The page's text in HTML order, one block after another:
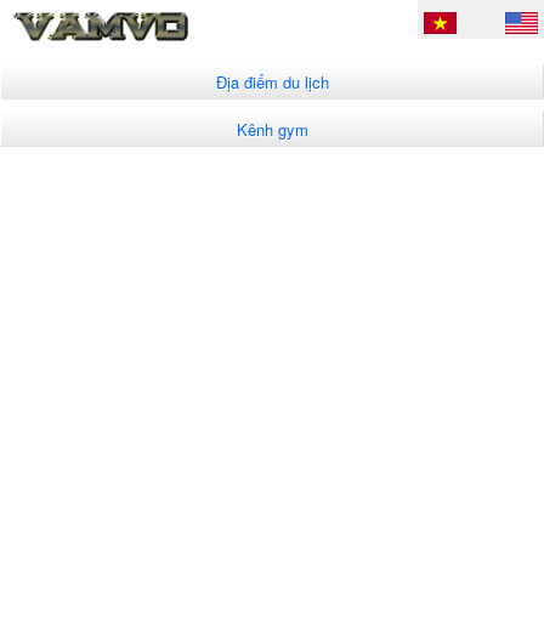
Địa điểm du lịch
Kênh gym